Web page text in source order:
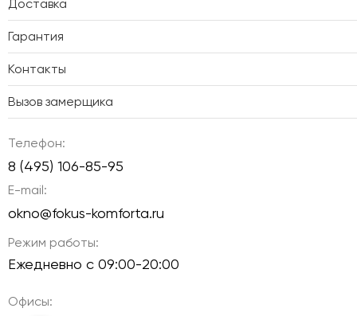
Доставка
Гарантия
Контакты
Вызов замерщика
Телефон:
8 (495) 106-85-95
E-mail:
okno@fokus-komforta.ru
Режим работы:
Ежедневно с 09:00-20:00
Офисы: